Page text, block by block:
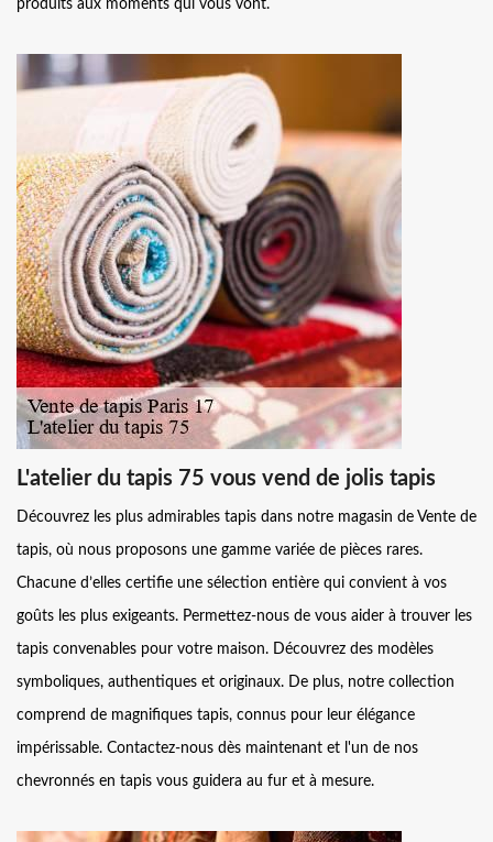
produits aux moments qui vous vont.
L'atelier du tapis 75 vous vend de jolis tapis
Découvrez les plus admirables tapis dans notre magasin de Vente de
tapis, où nous proposons une gamme variée de pièces rares.
Chacune d’elles certifie une sélection entière qui convient à vos
goûts les plus exigeants. Permettez-nous de vous aider à trouver les
tapis convenables pour votre maison. Découvrez des modèles
symboliques, authentiques et originaux. De plus, notre collection
comprend de magnifiques tapis, connus pour leur élégance
impérissable. Contactez-nous dès maintenant et l'un de nos
chevronnés en tapis vous guidera au fur et à mesure.